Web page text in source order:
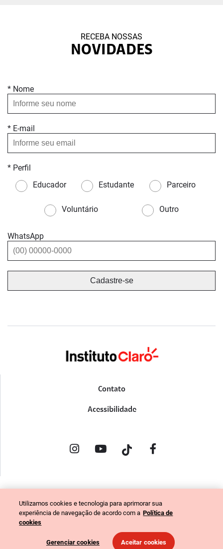
RECEBA NOSSAS
NOVIDADES
* Nome
* E-mail
* Perfil
Educador
Estudante Parceiro
Voluntário Outro
WhatsApp
Contato
Acessibilidade
PORTAL DE DENÚNCIAS
CÓDIGO DE ÉTICA (COLABORADORES)
Utilizamos cookies e tecnologia para aprimorar sua
experiência de navegação de acordo com a Política de
cookies
Gerenciar cookies Aceitar cookies